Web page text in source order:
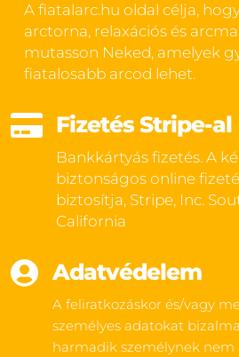
A fiatalarc.hu oldal célja,
arctorna, relaxációs és
mutasson Neked, amelyek
fiatalosabb arcod lehet.
 Fizetés Stripe-al
Bankkártyás fizetés. A
biztonságos online
biztosítja, Stripe, Inc.
California
 Adatvédelem
A feliratkozáskor és/vagy
személyes adatokat
harmadik személynek nem